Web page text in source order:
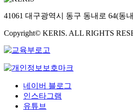
41061 대구광역시 동구 동내로 64(동
Copyright© KERIS. ALL RIGHTS
네이버 블로그
인스타그램
유튜브